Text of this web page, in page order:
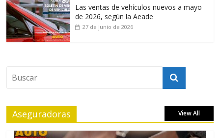
Las ventas de vehículos nuevos a mayo
de 2026, según la Aeade
27 de junio de 2026
Aseguradoras View All